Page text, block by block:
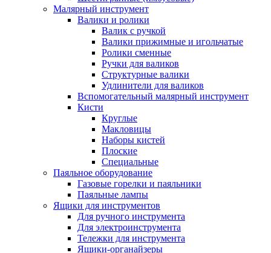
Малярный инструмент
Валики и ролики
Валик с ручкой
Валики прижимные и игольчатые
Ролики сменные
Ручки для валиков
Структурные валики
Удлинители для валиков
Вспомогательный малярный инструмент
Кисти
Круглые
Макловицы
Наборы кистей
Плоские
Специальные
Паяльное оборудование
Газовые горелки и паяльники
Паяльные лампы
Ящики для инструментов
Для ручного инструмента
Для электроинструмента
Тележки для инструмента
Ящики-органайзеры